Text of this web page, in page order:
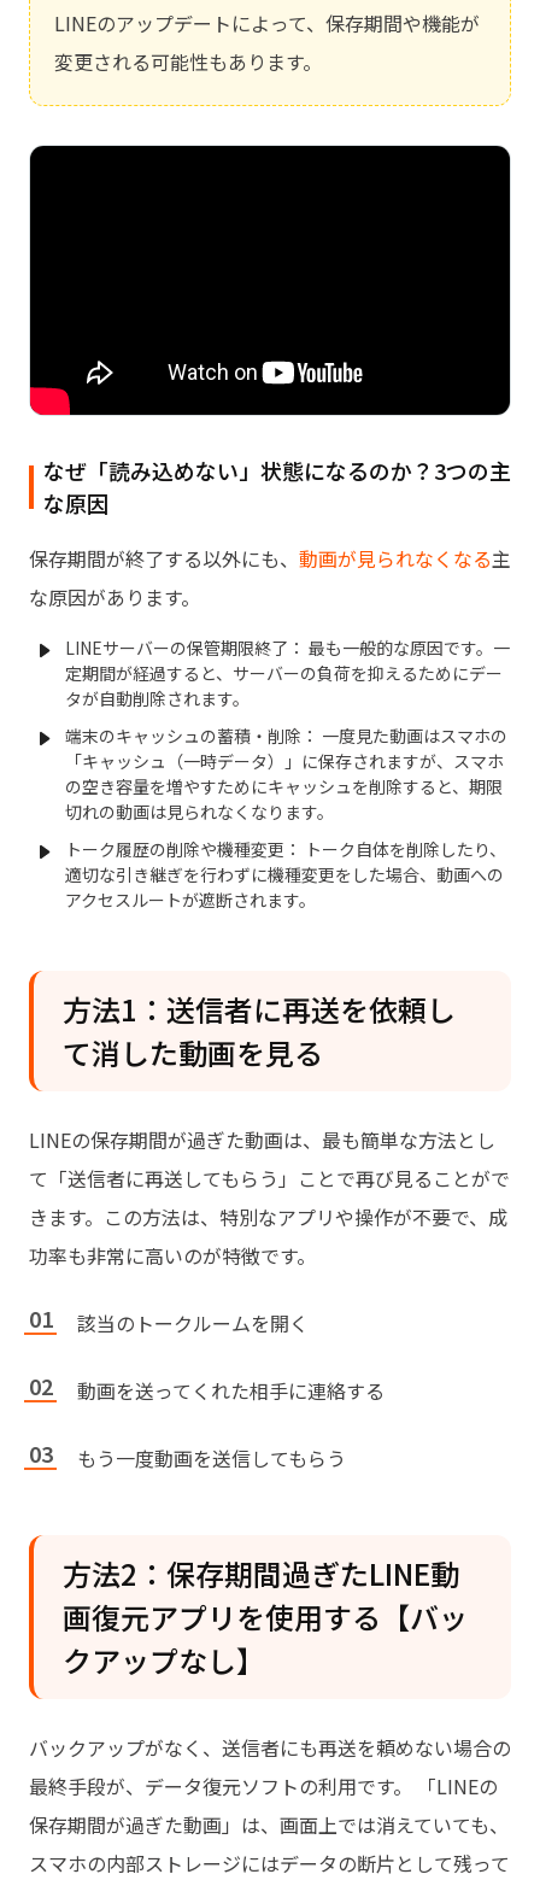
LINEのアップデートによって、保存期間や機能が
変更される可能性もあります。
なぜ「読み込めない」状態になるのか？3つの主
な原因
保存期間が終了する以外にも、 動画が見られなくなる主
な原因があります。
LINEサーバーの保管期限終了： 最も一般的な原因です。一
定期間が経過すると、サーバーの負荷を抑えるためにデー
タが自動削除されます。
端末のキャッシュの蓄積・削除： 一度見た動画はスマホの
「キャッシュ（一時データ）」に保存されますが、スマホ
の空き容量を増やすためにキャッシュを削除すると、期限
切れの動画は見られなくなります。
トーク履歴の削除や機種変更： トーク自体を削除したり、
適切な引き継ぎを行わずに機種変更をした場合、動画への
アクセスルートが遮断されます。
方法1：送信者に再送を依頼し
て消した動画を見る
LINEの保存期間が過ぎた動画は、最も簡単な方法とし
て「送信者に再送してもらう」ことで再び見ることがで
きます。この方法は、特別なアプリや操作が不要で、成
功率も非常に高いのが特徴です。
該当のトークルームを開く
動画を送ってくれた相手に連絡する
もう一度動画を送信してもらう
方法2：保存期間過ぎたLINE動
画復元アプリを使用する【バッ
クアップなし】
バックアップがなく、送信者にも再送を頼めない場合の
最終手段が、データ復元ソフトの利用です。 「LINEの
保存期間が過ぎた動画」は、画面上では消えていても、
スマホの内部ストレージにはデータの断片として残って